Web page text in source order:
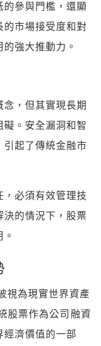
參與門檻，還顯
的市場接受度和對
強大推動力。
，但其實現長期
。安全漏洞和智
引起了傳統金融市
必須有效管理技
的情況下，股票
視為現實世界資產
股票作為公司融資
濟價值的一部